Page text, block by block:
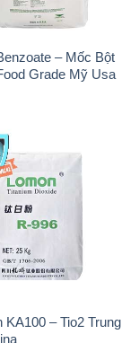
– Mốc Bột
Grade Mỹ Usa
KA100 – Tio2 Trung